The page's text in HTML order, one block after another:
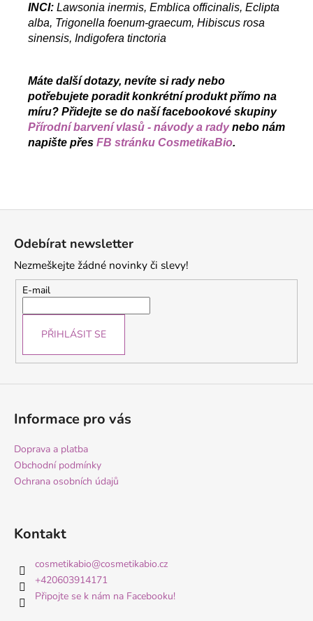
INCI: Lawsonia inermis, Emblica officinalis, Eclipta
alba, Trigonella foenum-graecum, Hibiscus rosa
sinensis, Indigofera tinctoria
Máte další dotazy, nevíte si rady nebo
potřebujete poradit konkrétní produkt přímo na
míru? Přidejte se do naší facebookové skupiny
Přírodní barvení vlasů - návody a radynebo nám
napište přes FB stránku CosmetikaBio.
Odebírat newsletter
Nezmeškejte žádné novinky či slevy!
E-mail
PŘIHLÁSIT SE
Informace pro vás
Doprava a platba
Obchodní podmínky
Ochrana osobních údajů
Kontakt
cosmetikabio@cosmetikabio.cz
+420603914171
Připojte se k nám na Facebooku!